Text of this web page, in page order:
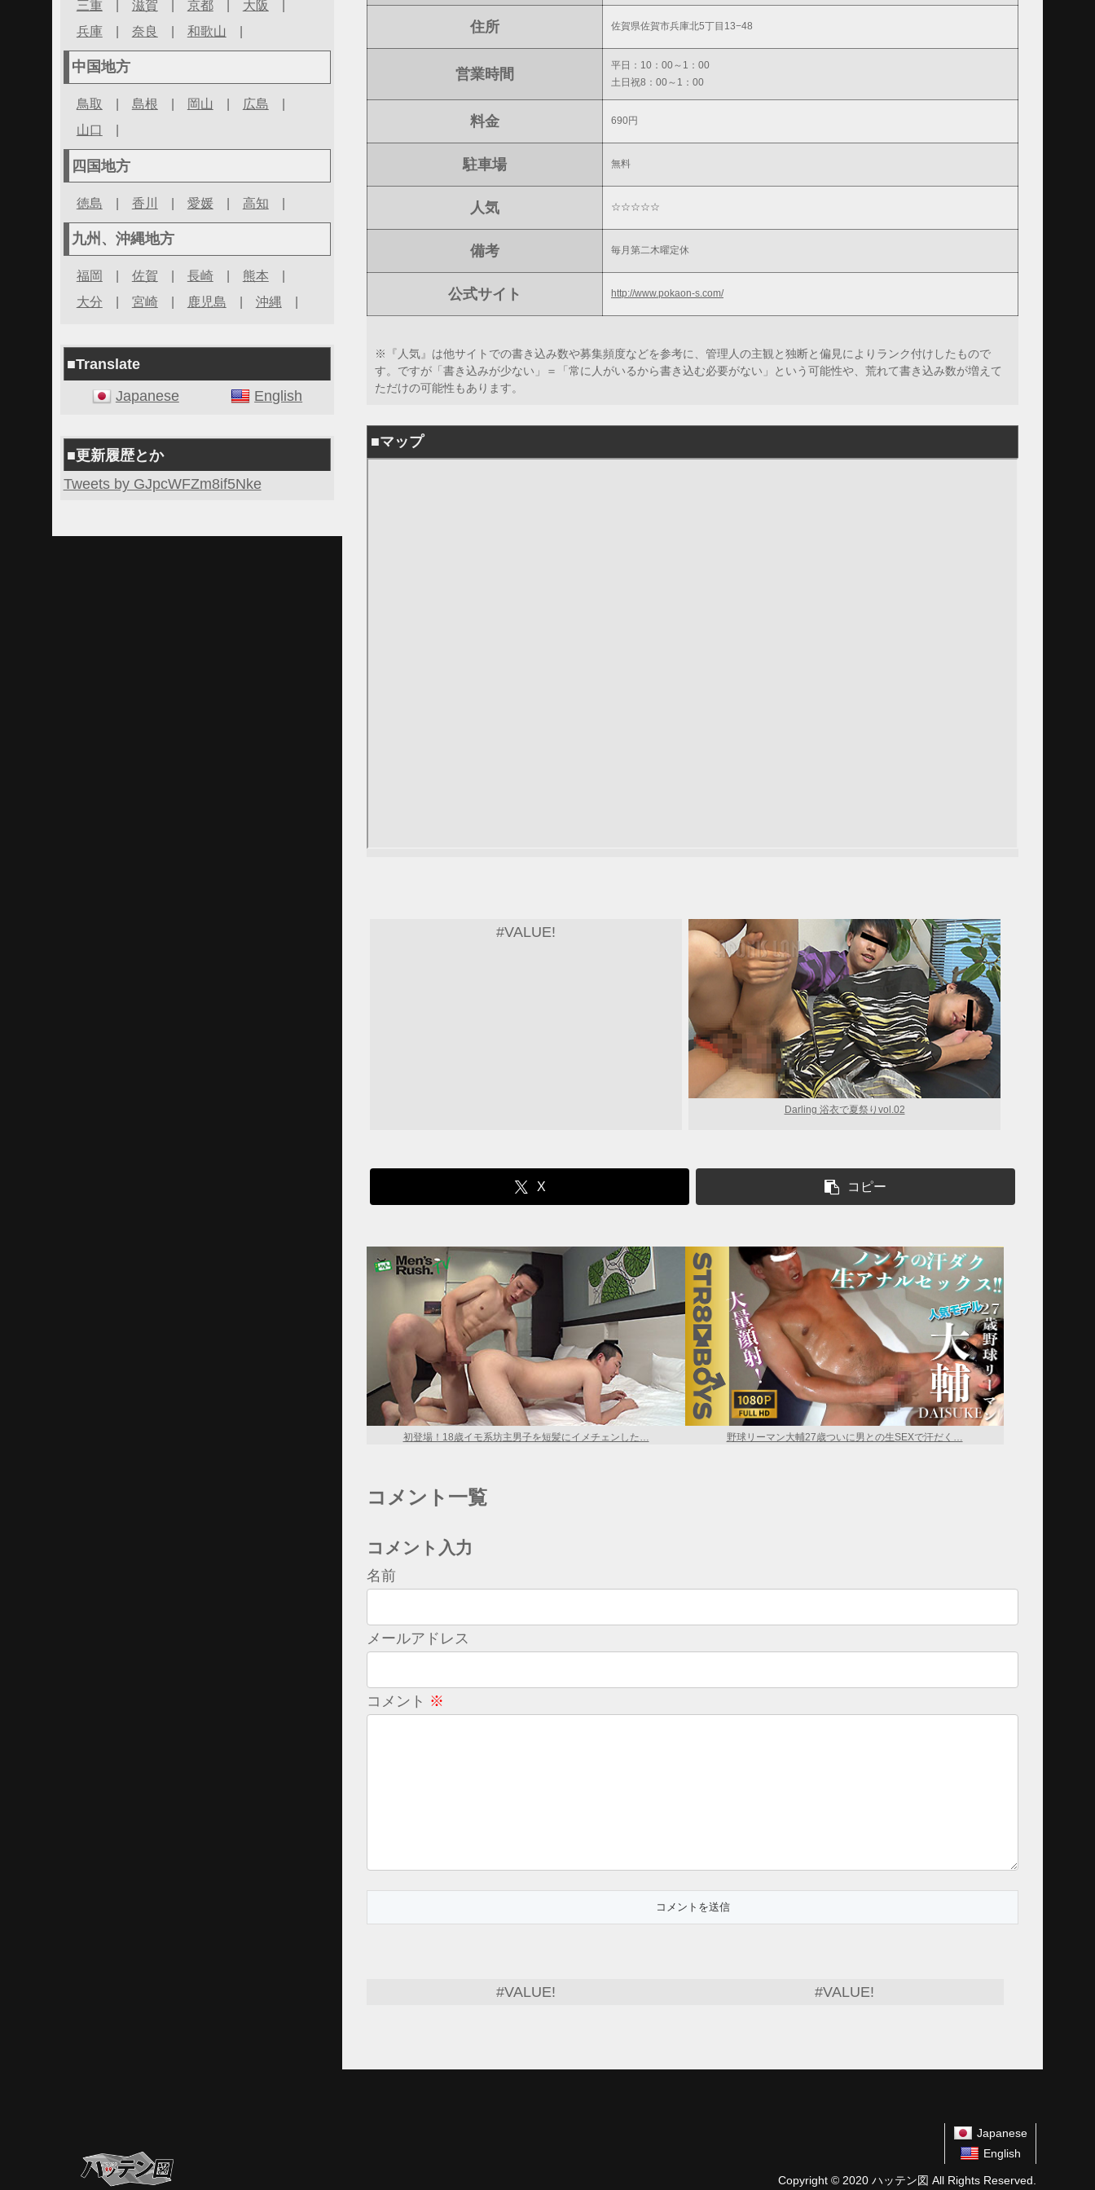
住所 佐賀県佐賀市兵庫北5丁目13−48
営業時間
平日：10：00～1：00
土日祝8：00～1：00
料金 690円
駐車場 無料
人気 ☆☆☆☆☆
備考 毎月第二木曜定休
公式サイト http://www.pokaon-s.com/
※『人気』は他サイトでの書き込み数や募集頻度などを参考に、管理人の主観と独断と偏見によりランク付けしたもので
す。ですが「書き込みが少ない」＝「常に人がいるから書き込む必要がない」という可能性や、荒れて書き込み数が増えて
ただけの可能性もあります。
■マップ
#VALUE!
Darling 浴衣で夏祭りvol.02
X コピー
初登場！18歳イモ系坊主男子を短髪にイメチェンした… 野球リーマン大輔27歳ついに男との生SEXで汗だく…
コメント一覧
コメント入力
名前
メールアドレス
コメント ※
#VALUE! #VALUE!
三重 滋賀 京都| 大阪
兵庫| 奈良 | 和歌山 |
中国地方
鳥取 | 島根 | 岡山 | 広島 |
山口 |
四国地方
徳島 | 香川 | 愛媛| 高知 |
九州、沖縄地方
福岡 | 佐賀 | 長崎| 熊本 |
大分 | 宮崎| 鹿児島 | 沖縄 |
■Translate
Japanese
English
■更新履歴とか
Tweets by GJpcWFZm8if5Nke
Japanese
English
Copyright © 2020 ハッテン図 All Rights Reserved.